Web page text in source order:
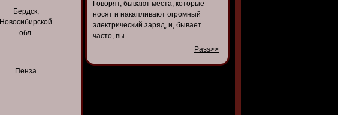
Бердск,
Новосибирской
обл.
Пенза
Говорят, бывают места, которые
носят и накапливают огромный
электрический заряд, и, бывает
часто, вы...
Pass>>